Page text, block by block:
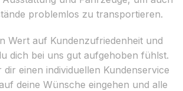
problemlos zu transportieren.
Wert auf Kundenzufriedenheit und
dich bei uns gut aufgehoben fühlst.
einen individuellen Kundenservice
deine Wünsche eingehen und alle